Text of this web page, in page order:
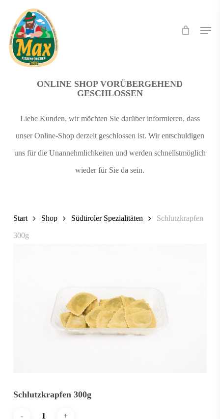
main
content
Menu
ONLINE SHOP VORÜBERGEHEND
GESCHLOSSEN
Liebe Kunden, wir möchten Sie darüber informieren, dass
unser Online-Shop derzeit geschlossen ist. Wir entschuldigen
uns für die Unannehmlichkeiten und werden schnellstmöglich
wieder für Sie da sein.
Start Shop Südtiroler Spezialitäten Schlutzkrapfen
300g
Schlutzkrapfen 300g